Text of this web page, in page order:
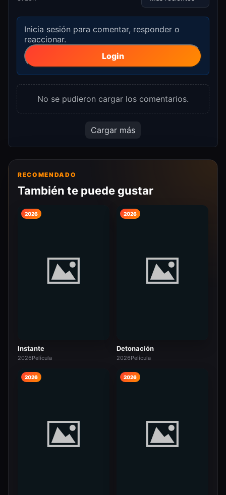
Inicia sesión para comentar, responder o
reaccionar.
Login
No se pudieron cargar los comentarios.
Cargar más
RECOMENDADO
También te puede gustar
2026
Instante
2026Película
2026
Detonación
2026Película
2026 2026